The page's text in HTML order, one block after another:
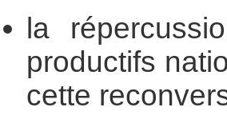
la
productifs
cette